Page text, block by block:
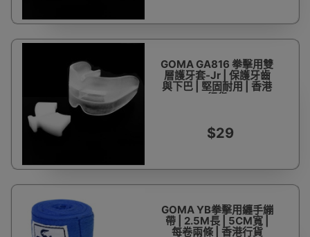
GOMA GA816 拳擊用雙
層護牙套-Jr | 保護牙齒
與下巴 | 堅固耐用 | 香港
行貨
$29
GOMA YB拳擊用纏手繃
帶 | 2.5M長 | 5CM寬 |
每卷兩條 | 香港行貨